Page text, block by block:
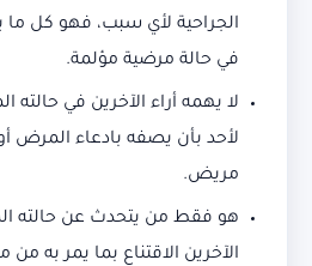
الجراحية لأي سبب، فهو كل
في حالة مرضية مؤلمة.
لا يهمه أراء الآخرين في حالته
لأحد بأن يصفه بادعاء المرض
مريض.
هو فقط من يتحدث عن حالته
الآخرين الاقتناع بما يمر به